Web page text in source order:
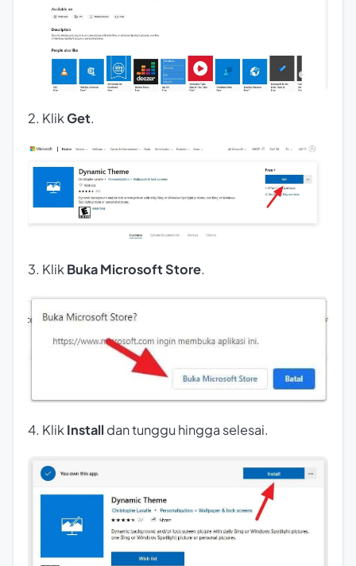
2. KlikGet.
3. KlikBuka Microsoft Store.
4. Klik Installdan tunggu hingga selesai.